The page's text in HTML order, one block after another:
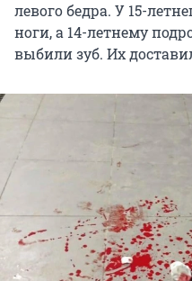
левого бедра. У 15-
ноги, а 14-летнему
выбили зуб. Их